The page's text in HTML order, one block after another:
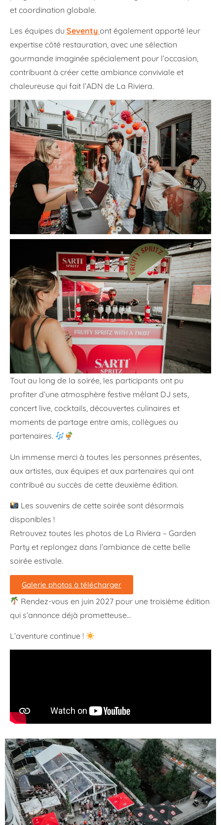
et coordination globale.
Les équipes du Seventy ont également apporté leur
expertise côté restauration, avec une sélection
gourmande imaginée spécialement pour l’occasion,
contribuant à créer cette ambiance conviviale et
chaleureuse qui fait l’ADN de La Riviera.
Tout au long de la soirée, les participants ont pu
profiter d’une atmosphère festive mêlant DJ sets,
concert live, cocktails, découvertes culinaires et
moments de partage entre amis, collègues ou
partenaires.
Un immense merci à toutes les personnes présentes,
aux artistes, aux équipes et aux partenaires qui ont
contribué au succès de cette deuxième édition.
Les souvenirs de cette soirée sont désormais
disponibles !
Retrouvez toutes les photos de La Riviera – Garden
Party et replongez dans l’ambiance de cette belle
soirée estivale.
Galerie photos à télécharger
Rendez-vous en juin 2027 pour une troisième édition
qui s’annonce déjà prometteuse…
L’aventure continue !